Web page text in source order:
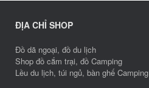
ĐỊA CHỈ SHOP
Đồ dã ngoại, đồ du lịch
Shop đồ cắm trại, đồ Camping
Lều du lịch, túi ngủ, bàn ghế Camping